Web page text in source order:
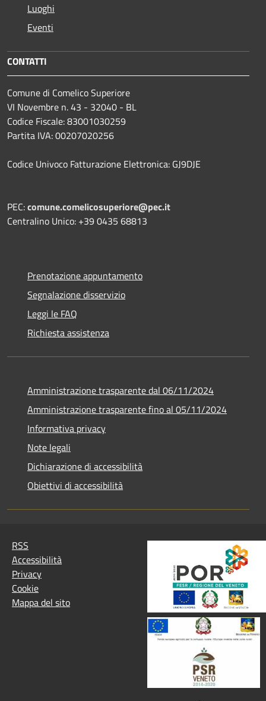
Luoghi
Eventi
CONTATTI
Comune di Comelico Superiore
VI Novembre n. 43 - 32040 - BL
Codice Fiscale: 83001030259
Partita IVA: 00207020256
Codice Univoco Fatturazione Elettronica: GJ9DJE
PEC:comune.comelicosuperiore@pec.it
Centralino Unico: +39 0435 68813
Prenotazione appuntamento
Segnalazione disservizio
Leggi le FAQ
Richiesta assistenza
Amministrazione trasparente dal 06/11/2024
Amministrazione trasparente fino al 05/11/2024
Informativa privacy
Note legali
Dichiarazione di accessibilità
Obiettivi di accessibilità
RSS
Accessibilità
Privacy
Cookie
Mappa del sito